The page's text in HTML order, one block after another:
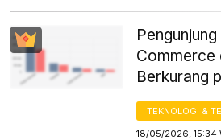
Commerce
Berkurang
TEKNOLOGI &
18/05/2026, 15:34